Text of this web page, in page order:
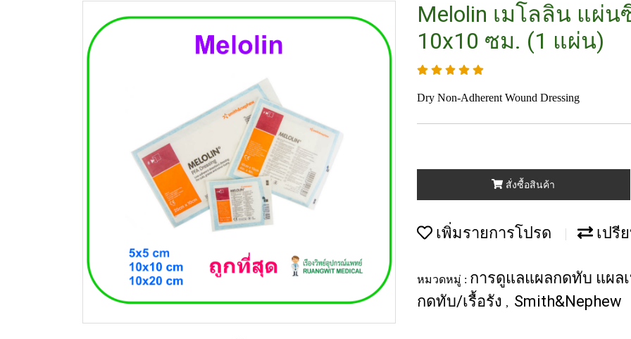
Melolin เมโลลิน แผ่
10x10 ซม. (1 แผ่น)
Dry Non-Adherent Wound Dressing
สั่งซื้อสินค้า
เพิ่มรายการโปรด เปรี
หมวดหมู่ : การดูแลแผลกดทับ แผล
กดทับ/เรื้อรัง , Smith&Nephew